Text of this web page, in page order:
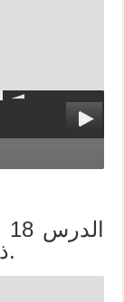
ذلك في ثبوت النسب والتوارث.